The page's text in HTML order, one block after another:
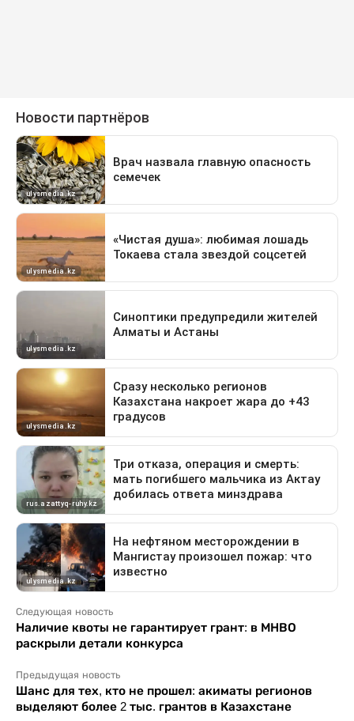
Следующая новость
Наличие квоты не гарантирует грант: в МНВО
раскрыли детали конкурса
Предыдущая новость
Шанс для тех, кто не прошел: акиматы регионов
выделяют более 2 тыс. грантов в Казахстане